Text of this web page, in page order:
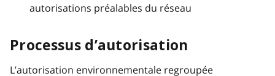
autorisations préalables du réseau
Processus d’autorisation
L’autorisation environnementale regroupée